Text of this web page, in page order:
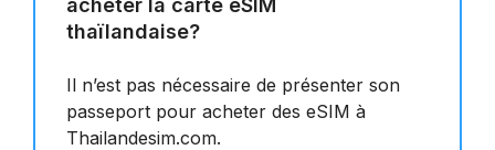
thaïlandaise?
Il n’est pas nécessaire de présenter son
passeport pour acheter des eSIM à
Thailandesim.com.